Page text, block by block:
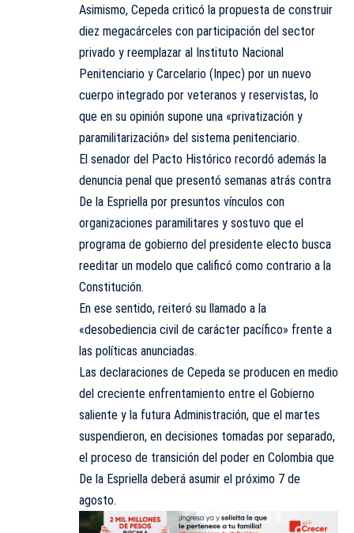
Asimismo, Cepeda criticó la propuesta de construir
diez megacárceles con participación del sector
privado y reemplazar al Instituto Nacional
Penitenciario y Carcelario (Inpec) por un nuevo
cuerpo integrado por veteranos y reservistas, lo
que en su opinión supone una «privatización y
paramilitarización» del sistema penitenciario.
El senador del Pacto Histórico recordó además la
denuncia penal que presentó semanas atrás contra
De la Espriella por presuntos vínculos con
organizaciones paramilitares y sostuvo que el
programa de gobierno del presidente electo busca
reeditar un modelo que calificó como contrario a la
Constitución.
En ese sentido, reiteró su llamado a la
«desobediencia civil de carácter pacífico» frente a
las políticas anunciadas.
Las declaraciones de Cepeda se producen en medio
del creciente enfrentamiento entre el Gobierno
saliente y la futura Administración, que el martes
suspendieron, en decisiones tomadas por separado,
el proceso de transición del poder en Colombia que
De la Espriella deberá asumir el próximo 7 de
agosto.